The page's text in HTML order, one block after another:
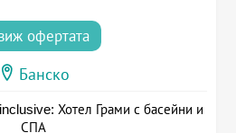
офертата
Банско
Хотел Грами с басейни и
СПА